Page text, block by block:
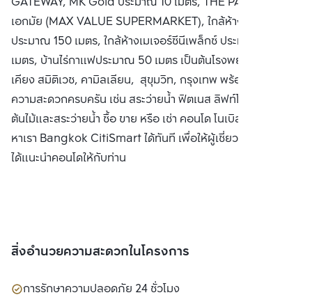
เอกมัย (MAX VALUE SUPERMARKET), ใกล้ห้าง Big C
ประมาณ 150 เมตร, ใกล้ห้างเมเจอร์ซีนีเพล็กซ์ ประมาณ 200
เมตร, บ้านไร่กาแฟประมาณ 50 เมตร เป็นต้นโรงพยาบาลใกล้
เคียง สมิติเวช, คามิลเลียน, สุขุมวิท, กรุงเทพ พร้อมสิ่งอำนวย
ความสะดวกครบครัน เช่น สระว่ายน้ำ ฟิตเนส ลิฟท์โดยสาร สวน
ต้นไม้และสระว่ายน้ำ ซื้อ ขาย หรือ เช่า คอนโด โนเบิล รีวีล ติดต่อ
หาเรา Bangkok CitiSmart ได้ทันที เพื่อให้ผู้เชี่ยวชาญของเรา
ได้แนะนำคอนโดให้กับท่าน
สิ่งอำนวยความสะดวกในโครงการ
การรักษาความปลอดภัย 24 ชั่วโมง